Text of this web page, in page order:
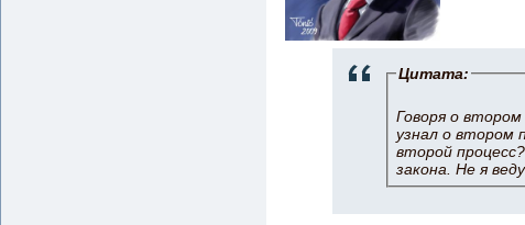
Цитата:
Говоря о
узнал о втором
второй
закона. Не я